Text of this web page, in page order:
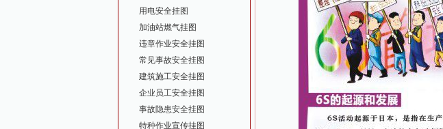
用电安全挂图
加油站燃气挂图
违章作业安全挂图
常见事故安全挂图
建筑施工安全挂图
企业员工安全挂图
事故隐患安全挂图
特种作业宣传挂图